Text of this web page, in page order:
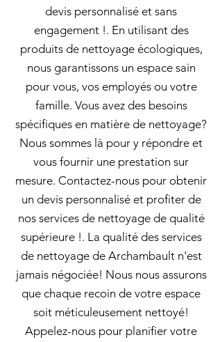
devis personnalisé et sans
engagement !. En utilisant des
produits de nettoyage écologiques,
nous garantissons un espace sain
pour vous, vos employés ou votre
famille. Vous avez des besoins
spécifiques en matière de nettoyage?
Nous sommes là pour y répondre et
vous fournir une prestation sur
mesure. Contactez-nous pour obtenir
un devis personnalisé et profiter de
nos services de nettoyage de qualité
supérieure !. La qualité des services
de nettoyage de Archambault n'est
jamais négociée! Nous nous assurons
que chaque recoin de votre espace
soit méticuleusement nettoyé!
Appelez-nous pour planifier votre